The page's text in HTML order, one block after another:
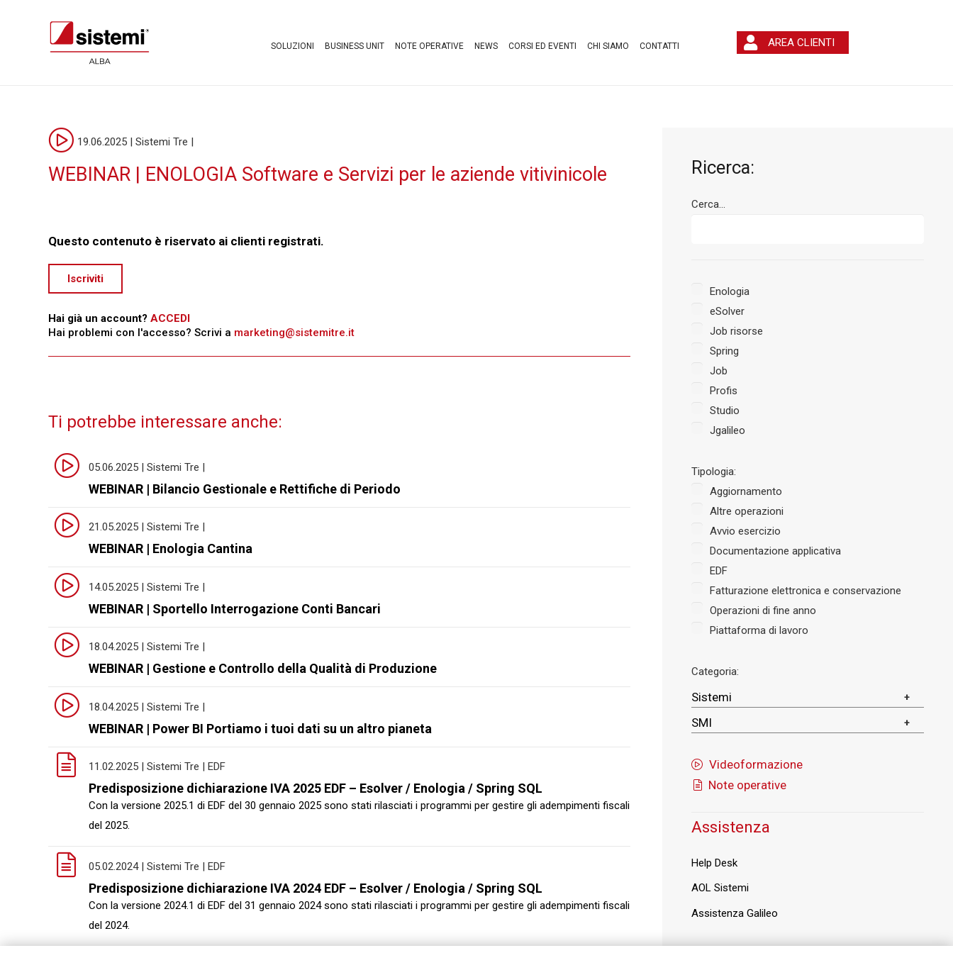
SOLUZIONI BUSINESS UNIT NOTE OPERATIVE NEWS CORSI ED EVENTI CHI SIAMO CONTATTI AREA CLIENTI
19.06.2025 | Sistemi Tre |
WEBINAR | ENOLOGIA Software e Servizi per le aziende vitivinicole
Questo contenuto è riservato ai clienti registrati.
Iscriviti
Hai già un account? ACCEDI
Hai problemi con l'accesso? Scrivi a marketing@sistemitre.it
Ti potrebbe interessare anche:
05.06.2025 | Sistemi Tre |
WEBINAR | Bilancio Gestionale e Rettifiche di Periodo
21.05.2025 | Sistemi Tre |
WEBINAR | Enologia Cantina
14.05.2025 | Sistemi Tre |
WEBINAR | Sportello Interrogazione Conti Bancari
18.04.2025 | Sistemi Tre |
WEBINAR | Gestione e Controllo della Qualità di Produzione
18.04.2025 | Sistemi Tre |
WEBINAR | Power BI Portiamo i tuoi dati su un altro pianeta
11.02.2025 | Sistemi Tre | EDF
Predisposizione dichiarazione IVA 2025 EDF – Esolver / Enologia / Spring SQL
Con la versione 2025.1 di EDF del 30 gennaio 2025 sono stati rilasciati i programmi per gestire gli adempimenti fiscali
del 2025.
05.02.2024 | Sistemi Tre | EDF
Predisposizione dichiarazione IVA 2024 EDF – Esolver / Enologia / Spring SQL
Con la versione 2024.1 di EDF del 31 gennaio 2024 sono stati rilasciati i programmi per gestire gli adempimenti fiscali
del 2024.
Ricerca:
Cerca...
Enologia
eSolver
Job risorse
Spring
Job
Profis
Studio
Jgalileo
Tipologia:
Aggiornamento
Altre operazioni
Avvio esercizio
Documentazione applicativa
EDF
Fatturazione elettronica e conservazione
Operazioni di fine anno
Piattaforma di lavoro
Categoria:
Sistemi
SMI
Videoformazione
Note operative
Assistenza
Help Desk
AOL Sistemi
Assistenza Galileo